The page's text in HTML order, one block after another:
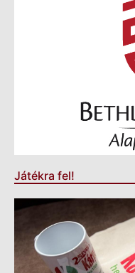
Játékra fel!